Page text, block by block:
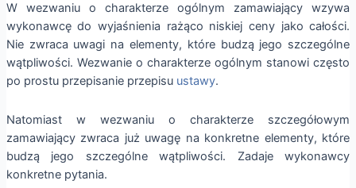
W wezwaniu o charakterze ogólnym zamawiający wzywa
wykonawcę do wyjaśnienia rażąco niskiej ceny jako całości.
Nie zwraca uwagi na elementy, które budzą jego szczególne
wątpliwości. Wezwanie o charakterze ogólnym stanowi często
po prostu przepisanie przepisu ustawy.
Natomiast w wezwaniu o charakterze szczegółowym
zamawiający zwraca już uwagę na konkretne elementy, które
budzą jego szczególne wątpliwości. Zadaje wykonawcy
konkretne pytania.